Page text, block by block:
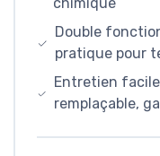
chimique
Double
pratique pour
Entretien
remplaçable,